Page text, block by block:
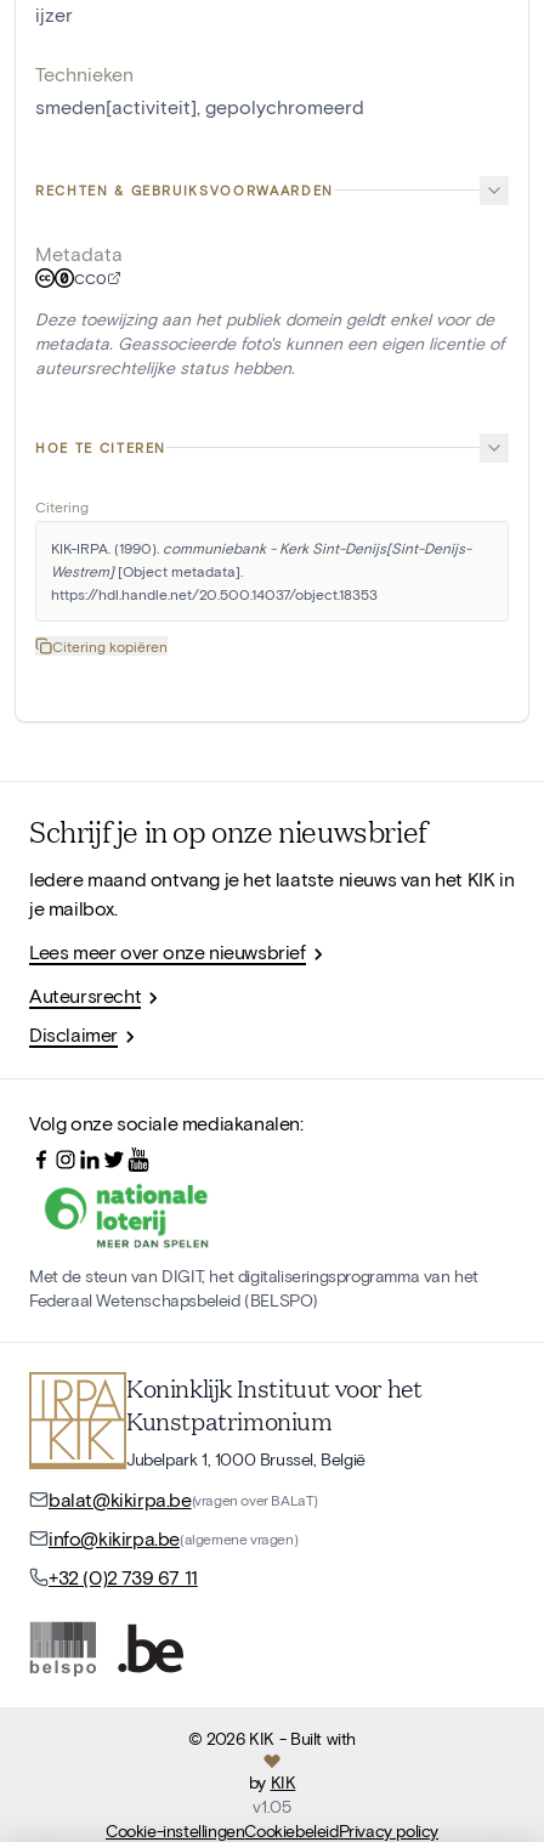
ijzer
Technieken
smeden[activiteit] gepolychromeerd
RECHTEN & GEBRUIKSVOORWAARDEN
Metadata
CC0
Deze toewijzing aan het publiek domein geldt enkel voor de
metadata. Geassocieerde foto's kunnen een eigen licentie of
auteursrechtelijke status hebben.
HOE TE CITEREN
Citering
KIK-IRPA. (1990). communiebank - Kerk Sint-Denijs[Sint-Denijs-
Westrem] [Object metadata].
https://hdl.handle.net/20.500.14037/object.18353
Citering kopiëren
Schrijf je in op onze nieuwsbrief
Iedere maand ontvang je het laatste nieuws van het KIK in
je mailbox.
Lees meer over onze nieuwsbrief
Auteursrecht
Disclaimer
Volg onze sociale mediakanalen:
Met de steun van DIGIT, het digitaliseringsprogramma van het
Federaal Wetenschapsbeleid (BELSPO)
Koninklijk Instituut voor het
Kunstpatrimonium
Jubelpark 1, 1000 Brussel, België
balat@kikirpa.be(vragen over BALaT)
info@kikirpa.be(algemene vragen)
+32 (0)2 739 67 11
©2026 KIK - Built with
by KIK
v1.05
Cookie-instellingenCookiebeleidPrivacy policy